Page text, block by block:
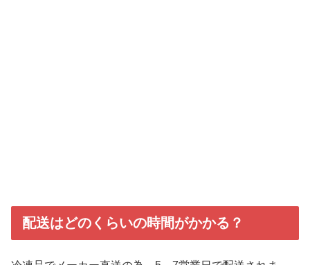
配送はどのくらいの時間がかかる？